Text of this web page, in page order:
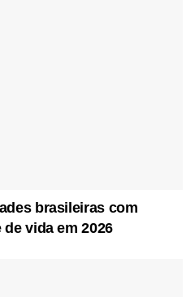
brasileiras com
vida em 2026